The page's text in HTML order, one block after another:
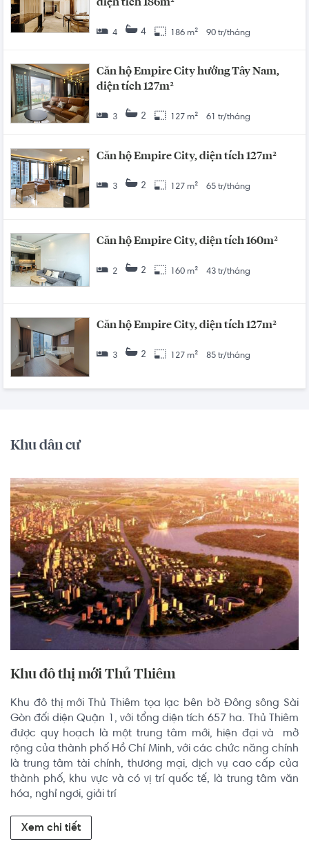
4 4 186 m² 90 tr/tháng
Căn hộ Empire City hướng Tây Nam,
diện tích 127m²
3 2 127 m² 61 tr/tháng
Căn hộ Empire City, diện tích 127m²
3 2 127 m² 65 tr/tháng
Căn hộ Empire City, diện tích 160m²
2 2 160 m² 43 tr/tháng
Căn hộ Empire City, diện tích 127m²
3 2 127 m² 85 tr/tháng
Khu dân cư
Khu đô thị mới Thủ Thiêm
Khu đô thị mới Thủ Thiêm tọa lạc bên bờ Đông sông Sài
Gòn đối diện Quận 1, với tổng diện tích 657 ha. Thủ Thiêm
được quy hoạch là một trung tâm mới, hiện đại và  mở
rộng của thành phố Hồ Chí Minh, với các chức năng chính
là trung tâm tài chính, thương mại, dịch vụ cao cấp của
thành phố, khu vực và có vị trí quốc tế, là trung tâm văn
hóa, nghỉ ngơi, giải trí
Xem chi tiết